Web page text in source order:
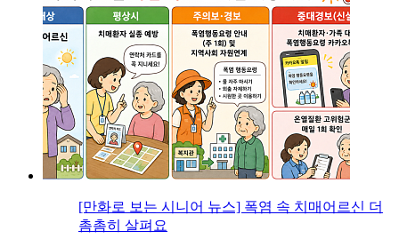
[만화로 보는 시니어 뉴스] 폭염 속 치매어르신 더
촘촘히 살펴요